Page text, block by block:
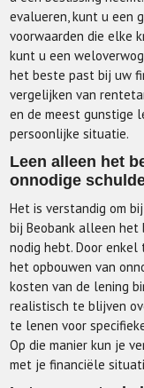
evalueren, kunt u een
voorwaarden die elke
kunt u een
het beste past bij uw
vergelijken van
en de meest gunstige
persoonlijke situatie.
Leen alleen het
onnodige
Het is verstandig om
bij Beobank alleen
nodig hebt. Door
het opbouwen van
kosten van de lening
realistisch te blijven
te lenen voor
Op die manier kun je
met je financiële